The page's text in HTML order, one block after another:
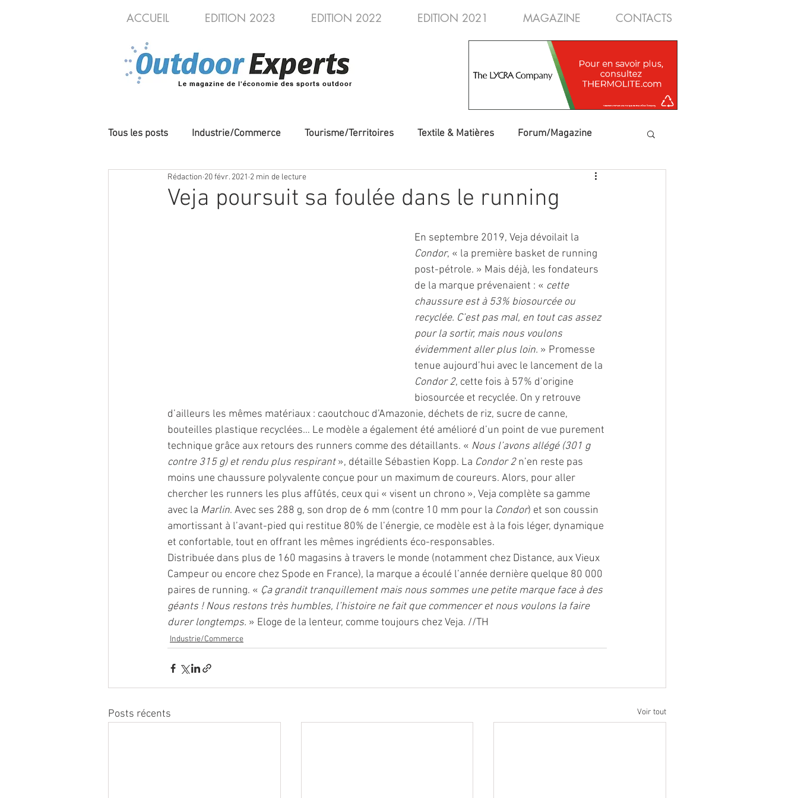
ACCUEIL EDITION 2023 EDITION 2022 EDITION 2021 MAGAZINE CONTACTS
Le magazine de l'économie des sports outdoor
Tous les posts Industrie/Commerce Tourisme/Territoires Textile & Matières Forum/Magazine
Cycles/VAE Produits/Nouveautés
Veja poursuit sa foulée dans le running
Rédaction 20 févr. 2021 2 min de lecture
En septembre 2019, Veja dévoilait la
Condor, « la première basket de running
post-pétrole. » Mais déjà, les fondateurs
de la marque prévenaient : « cette
chaussure est à 53% biosourcée ou
recyclée. C’est pas mal, en tout cas assez
pour la sortir, mais nous voulons
évidemment aller plus loin. » Promesse
tenue aujourd’hui avec le lancement de la
Condor 2, cette fois à 57% d’origine
biosourcée et recyclée. On y retrouve
d’ailleurs les mêmes matériaux : caoutchouc d’Amazonie, déchets de riz, sucre de canne,
bouteilles plastique recyclées… Le modèle a également été amélioré d’un point de vue purement
technique grâce aux retours des runners comme des détaillants. « Nous l’avons allégé (301 g
contre 315 g) et rendu plus respirant », détaille Sébastien Kopp. La Condor 2 n’en reste pas
moins une chaussure polyvalente conçue pour un maximum de coureurs. Alors, pour aller
chercher les runners les plus affûtés, ceux qui « visent un chrono », Veja complète sa gamme
avec la Marlin. Avec ses 288 g, son drop de 6 mm (contre 10 mm pour la Condor) et son coussin
amortissant à l’avant-pied qui restitue 80% de l’énergie, ce modèle est à la fois léger, dynamique
et confortable, tout en offrant les mêmes ingrédients éco-responsables.
Distribuée dans plus de 160 magasins à travers le monde (notamment chez Distance, aux Vieux
Campeur ou encore chez Spode en France), la marque a écoulé l’année dernière quelque 80 000
paires de running. « Ça grandit tranquillement mais nous sommes une petite marque face à des
géants ! Nous restons très humbles, l’histoire ne fait que commencer et nous voulons la faire
durer longtemps. » Eloge de la lenteur, comme toujours chez Veja. //TH
Industrie/Commerce
Posts récents Voir tout